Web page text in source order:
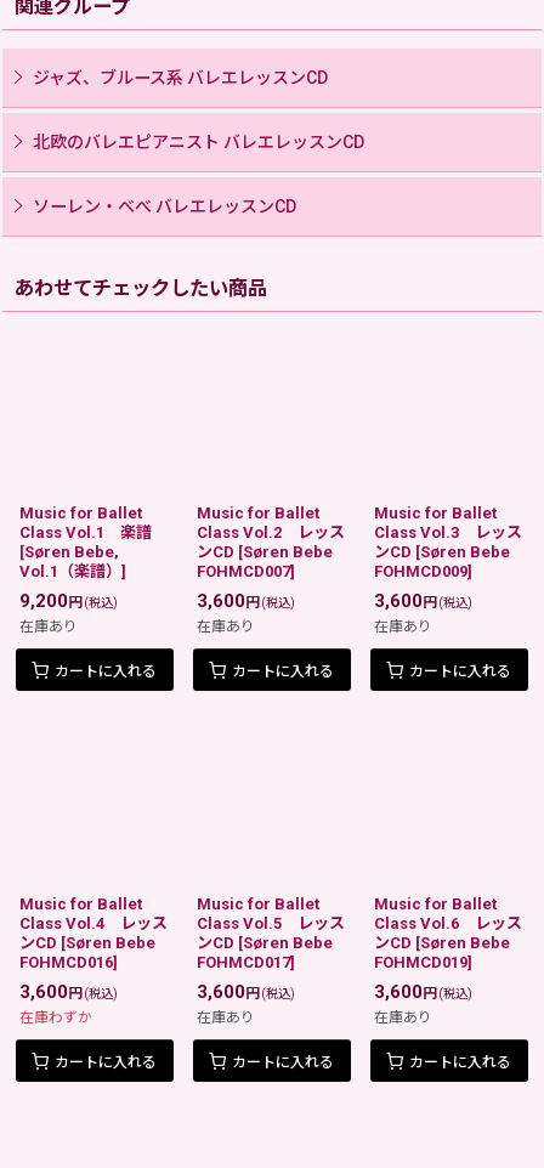
関連グループ
ジャズ、ブルース系 バレエレッスンCD
北欧のバレエピアニスト バレエレッスンCD
ソーレン・べべ バレエレッスンCD
あわせてチェックしたい商品
Music for Ballet
Class Vol.1 楽譜
[Søren Bebe,
Vol.1（楽譜） ]
9,200円(税込)
在庫あり
カートに入れる
Music for Ballet
Class Vol.2 レッス
ンCD [Søren Bebe
FOHMCD007]
3,600円(税込)
在庫あり
カートに入れる
Music for Ballet
Class Vol.3 レッス
ンCD [Søren Bebe
FOHMCD009]
3,600円(税込)
在庫あり
カートに入れる
Music for Ballet
Class Vol.4 レッス
ンCD [Søren Bebe
FOHMCD016]
3,600円(税込)
在庫わずか
カートに入れる
Music for Ballet
Class Vol.5 レッス
ンCD [Søren Bebe
FOHMCD017]
3,600円(税込)
在庫あり
カートに入れる
Music for Ballet
Class Vol.6 レッス
ンCD [Søren Bebe
FOHMCD019]
3,600円(税込)
在庫あり
カートに入れる